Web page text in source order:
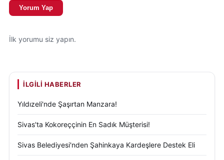
bölge halkı da doğanın bu dönüşümünü yakından
Yorum Yap
İlk yorumu siz yapın.
İLGILI HABERLER
Yıldızeli'nde Şaşırtan Manzara!
Sivas'ta Kokoreççinin En Sadık Müşterisi!
Sivas Belediyesi'nden Şahinkaya Kardeşlere Destek Eli